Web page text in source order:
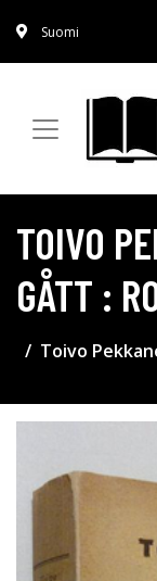
Suomi
TOIVO
GÅTT :
Toivo